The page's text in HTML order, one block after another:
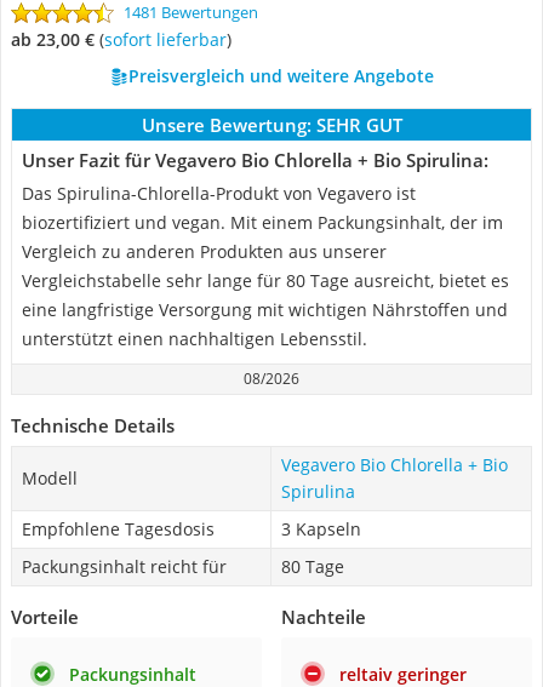
1481 Bewertungen
ab 23,00 € ( Sofort lieferbar)
Preisvergleich und weitere Angebote
Unsere Bewertung: SEHR GUT
Unser Fazit für Vegavero Bio Chlorella + Bio Spirulina:
Das Spirulina-Chlorella-Produkt von Vegavero ist
biozertifiziert und vegan. Mit einem Packungsinhalt, der im
Vergleich zu anderen Produkten aus unserer
Vergleichstabelle sehr lange für 80 Tage ausreicht, bietet es
eine langfristige Versorgung mit wichtigen Nährstoffen und
unterstützt einen nachhaltigen Lebensstil.
08/2026
Technische Details
Modell
Vegavero Bio Chlorella + Bio
Spirulina
Empfohlene Tagesdosis
3 Kapseln
Packungsinhalt reicht für
80 Tage
Vorteile
Packungsinhalt
Nachteile
reltaiv geringer